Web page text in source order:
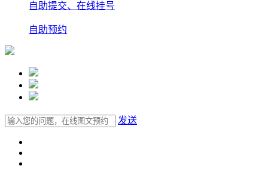
自助提交、在线挂号
自助预约
发送